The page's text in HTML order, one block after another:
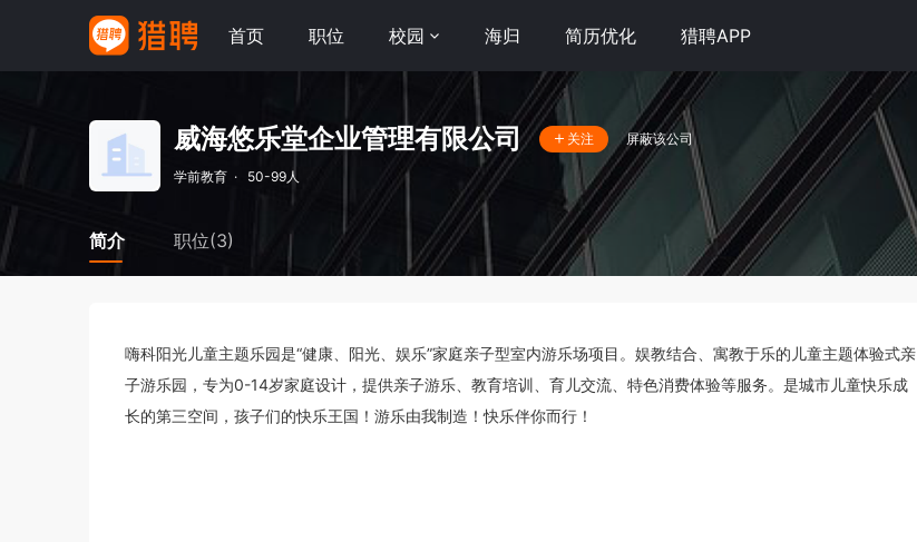
首页 职位 校园 海归 简历优化 猎聘APP
威海悠乐堂企业管理有限公司 关注 屏蔽该公司
学前教育 · 50-99人
简介 职位(3)
嗨科阳光儿童主题乐园是“健康、阳光、娱乐”家庭亲子型室内游乐场项目。娱教结合、寓教于乐的儿童主题体验式亲
子游乐园，专为0-14岁家庭设计，提供亲子游乐、教育培训、育儿交流、特色消费体验等服务。是城市儿童快乐成
长的第三空间，孩子们的快乐王国！游乐由我制造！快乐伴你而行！